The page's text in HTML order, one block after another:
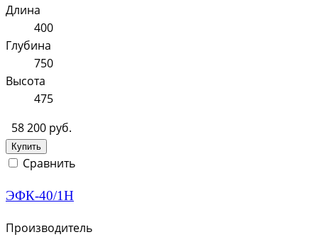
Длина
400
Глубина
750
Высота
475
58 200 руб.
Купить
Сравнить
ЭФК-40/1Н
Производитель